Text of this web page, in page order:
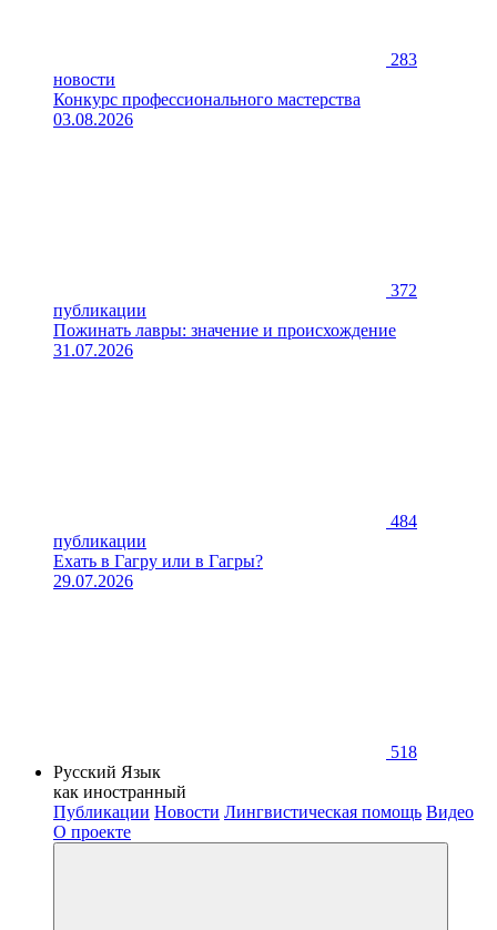
283
новости
Конкурс профессионального мастерства
03.08.2026
372
публикации
Пожинать лавры: значение и происхождение
31.07.2026
484
публикации
Ехать в Гагру или в Гагры?
29.07.2026
518
Русский Язык
как иностранный
Публикации Новости Лингвистическая помощь Видео
О проекте